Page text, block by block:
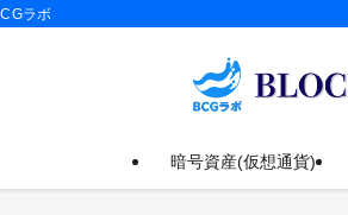
ラボ
暗号資産(仮想通貨)